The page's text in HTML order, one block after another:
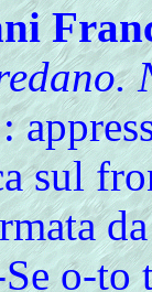
sul
o-